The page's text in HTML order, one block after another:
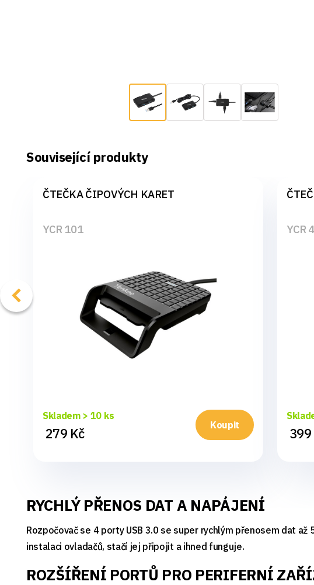
Související produkty
ČTEČKA ČIPOVÝCH KARET
YCR 101
Skladem > 10 ks
279 Kč Koupit
YCR
399
RYCHLÝ PŘENOS DAT A NAPÁJENÍ
Rozpočovač se 4 porty USB 3.0 se super rychlým přenosem dat
instalaci ovladačů, stačí jej připojit a ihned funguje.
ROZŠÍŘENÍ PORTŮ PRO PERIFERNÍ